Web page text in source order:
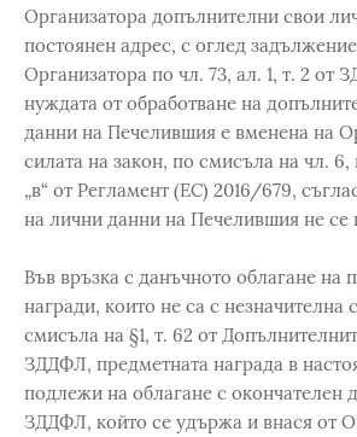
Организатора допълнителни свои
постоянен адрес, с оглед
Организатора по чл. 73, ал. 1, т. 2 от
нуждата от обработване на
данни на Печелившия е вменена на
силата на закон, по смисъла на чл. 6,
„в“ от Регламент (ЕС) 2016/679,
на лични данни на Печелившия не се
Във връзка с данъчното облагане на
награди, които не са с незначителна
смисъла на §1, т. 62 от
ЗДДФЛ, предметната награда в
подлежи на облагане с окончателен
ЗДДФЛ, който се удържа и внася от